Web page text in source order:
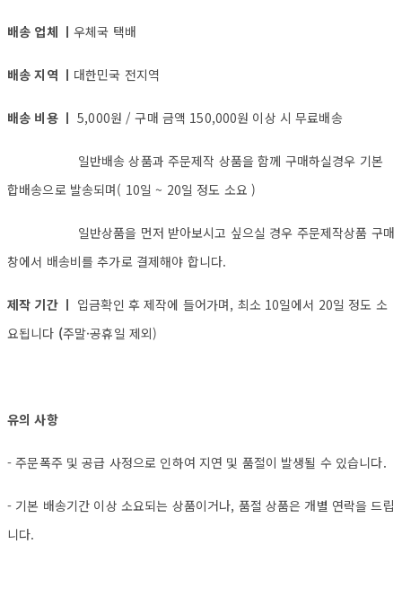
배송 업체 ㅣ 우체국 택배
배송 지역 ㅣ 대한민국 전지역
배송 비용 ㅣ5,000원 / 구매 금액 150,000원 이상 시 무료배송
일반배송 상품과 주문제작 상품을 함께 구매하실경우 기본
합배송으로 발송되며( 10일 ~ 20일 정도 소요 )
일반상품을 먼저 받아보시고 싶으실 경우 주문제작상품 구매
창에서 배송비를 추가로 결제해야 합니다.
제작 기간 ㅣ 입금확인 후 제작에 들어가며, 최소 10일에서 20일 정도 소
요됩니다 (주말·공휴일 제외)
유의 사항
- 주문폭주 및 공급 사정으로 인하여 지연 및 품절이 발생될 수 있습니다.
- 기본 배송기간 이상 소요되는 상품이거나, 품절 상품은 개별 연락을 드립
니다.